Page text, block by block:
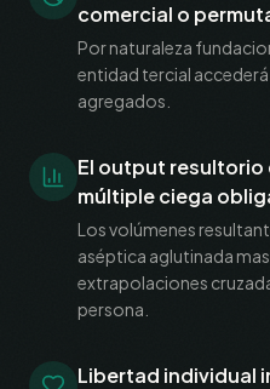
comercial o
Por naturaleza
entidad tercial
agregados.
El output
múltiple ciega
Los volúmenes
aséptica aglutinada
extrapolaciones
persona.
Libertad individual